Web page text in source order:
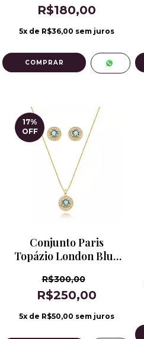
R$180,00
5x de R$36,00 sem juros
17%
OFF
Conjunto Paris
Topázio London Blue
com Corrente
R$300,00
R$250,00
5x de R$50,00 sem juros